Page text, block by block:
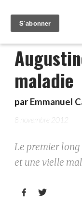
maladie
par Emmanuel
8 novembre 2012
Le premier
et une vielle
 